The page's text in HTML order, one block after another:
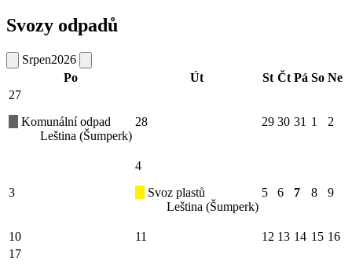
Svozy odpadů
Srpen2026
Po
Út St Čt Pá So Ne
27
Komunální odpad
Leština (Šumperk)
28 29 30 31 1 2
3
4
Svoz plastů
Leština (Šumperk)
5 6 7 8 9
10 11 12 13 14 15 16
17